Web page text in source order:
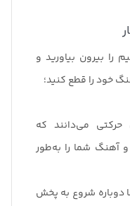
بیرون بیاورید و
خود را قطع کنید؛
می‌دانند که
آهنگ شما را به‌طور
دوباره شروع به پخش